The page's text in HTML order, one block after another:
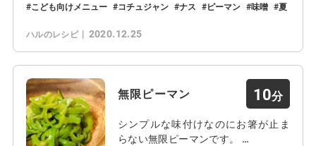
こども向けメニュー コチュジャン ナス ピーマン 味噌 夏
ハルのレシピ 2020.12.25
無限ピーマン 10
シンプルな味付けなのにお箸が止ま
らない無限ピーマンです。 …